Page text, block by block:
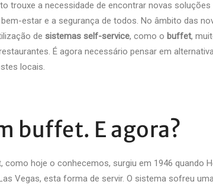
trouxe a necessidade de encontrar novas
estar e a segurança de todos. No âmbito das
de sistemas self-service, como o buffet,
É agora necessário pensar em
locais.
buffet. E agora?
hoje o conhecemos, surgiu em 1946 quando
Vegas, esta forma de servir. O sistema sofreu